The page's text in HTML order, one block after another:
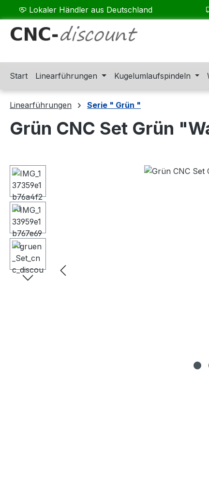
Hauptinhalt springen
Zur Suche springen
Zur Hauptnavigation springen
Lokaler Händler aus Deutschland
Start Linearführungen Kugelumlaufspindeln
Linearführungen Serie " Grün "
Grün CNC Set Grün
Bildergalerie überspringen